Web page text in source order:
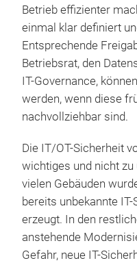
Betrieb effizienter
einmal klar definiert
Entsprechende
Betriebsrat, den
IT-Governance,
werden, wenn diese
nachvollziehbar sind.
Die IT/OT-Sicherheit
wichtiges und nicht
vielen Gebäuden
bereits unbekannte
erzeugt. In den
anstehende
Gefahr, neue IT-